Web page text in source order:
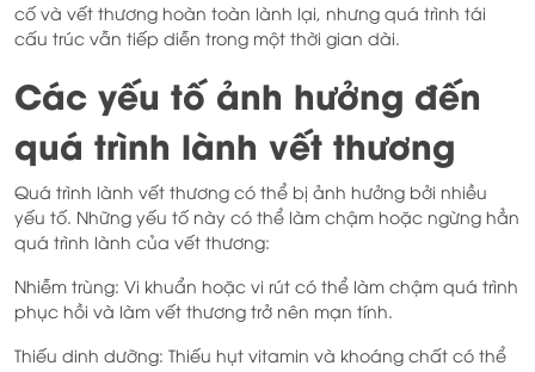
cố và vết thương hoàn toàn lành lại, nhưng quá trình tái
cấu trúc vẫn tiếp diễn trong một thời gian dài.
Các yếu tố ảnh hưởng đến
quá trình lành vết thương
Quá trình lành vết thương có thể bị ảnh hưởng bởi nhiều
yếu tố. Những yếu tố này có thể làm chậm hoặc ngừng hẳn
quá trình lành của vết thương:
Nhiễm trùng: Vi khuẩn hoặc vi rút có thể làm chậm quá trình
phục hồi và làm vết thương trở nên mạn tính.
Thiếu dinh dưỡng: Thiếu hụt vitamin và khoáng chất có thể